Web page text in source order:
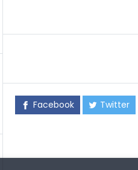
Facebook Twitter